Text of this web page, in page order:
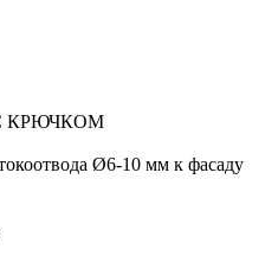
КРЮЧКОМ
Ø6-10 мм к фасаду